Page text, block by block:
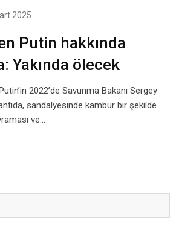
2025
Putin hakkında
Yakında ölecek
2022’de Savunma Bakanı Sergey
sandalyesinde kambur bir şekilde
ve…